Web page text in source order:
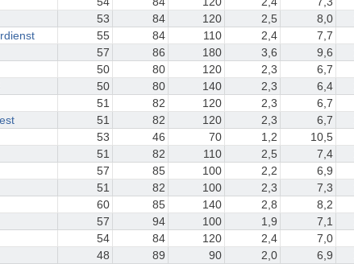
53 84 120 2,5 8,0
55 84 110 2,4 7,7
57 86 180 3,6 9,6
50 80 120 2,3 6,7
50 80 140 2,3 6,4
51 82 120 2,3 6,7
51 82 120 2,3 6,7
53 46 70 1,2 10,5
51 82 110 2,5 7,4
57 85 100 2,2 6,9
51 82 100 2,3 7,3
60 85 140 2,8 8,2
57 94 100 1,9 7,1
54 84 120 2,4 7,0
48 89 90 2,0 6,9